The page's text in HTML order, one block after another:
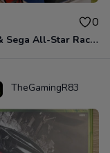
0
Sonic & Sega All-Star Racing - Transformed Xbox 360
TheGamingR83